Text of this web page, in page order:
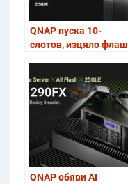
QNAP пуска 10-
слотов, изцяло флаш
Ryzen™ PRO 7000
процесори
QNAP обяви AI